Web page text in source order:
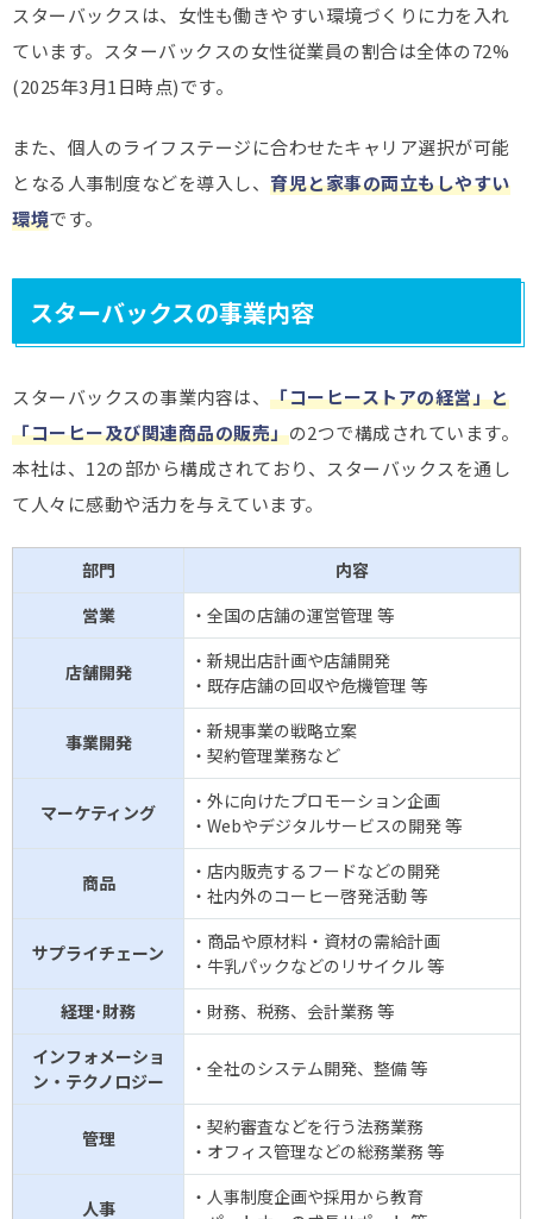
スターバックスは、女性も働きやすい環境づくりに力を入れ
ています。スターバックスの女性従業員の割合は全体の72%
(2025年3月1日時点)です。
また、個人のライフステージに合わせたキャリア選択が可能
となる人事制度などを導入し、 育児と家事の両立もしやすい
環境です。
スターバックスの事業内容
スターバックスの事業内容は、 「コーヒーストアの経営」と
「コーヒー及び関連商品の販売」の2つで構成されています。
本社は、12の部から構成されており、スターバックスを通し
て人々に感動や活力を与えています。
部門
内容
営業
・全国の店舗の運営管理 等
店舗開発
・新規出店計画や店舗開発
・既存店舗の回収や危機管理 等
事業開発
・新規事業の戦略立案
・契約管理業務など
マーケティング
・外に向けたプロモーション企画
・Webやデジタルサービスの開発 等
商品
・店内販売するフードなどの開発
・社内外のコーヒー啓発活動 等
サプライチェーン
・商品や原材料・資材の需給計画
・牛乳パックなどのリサイクル 等
経理･財務
・財務、税務、会計業務 等
インフォメーショ
ン・テクノロジー
・全社のシステム開発、整備 等
管理
・契約審査などを行う法務業務
・オフィス管理などの総務業務 等
人事
・人事制度企画や採用から教育